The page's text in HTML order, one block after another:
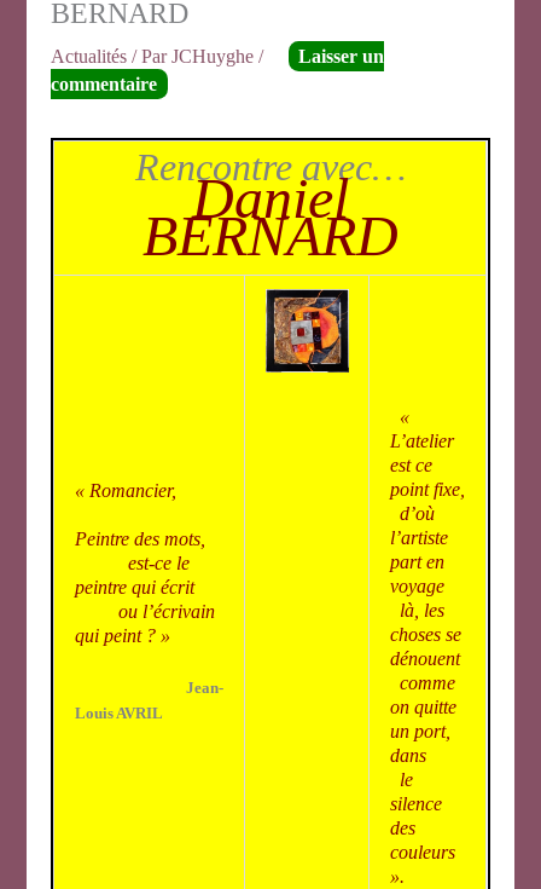
BERNARD
Actualités / ParJCHuyghe/
Laisser un
commentaire
Rencontre avec…
Daniel
BERNARD
« Romancier,
Peintre des mots,
est-ce le
peintre qui écrit
ou l’écrivain
qui peint ? »
Jean-
Louis AVRIL
«
L’atelier
est ce
point fixe,
d’où
l’artiste
part en
voyage
là, les
choses se
dénouent
comme
on quitte
un port,
dans
le
silence
des
couleurs
».